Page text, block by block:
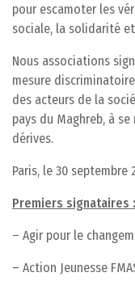
pour escamoter les
sociale, la solidarité
Nous associations
mesure
des acteurs de la
pays du Maghreb, à
dérives.
Paris, le 30 septembre
Premiers signataires :
– Agir pour le
– Action Jeunesse